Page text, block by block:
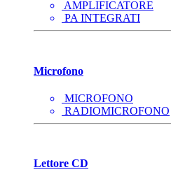
AMPLIFICATORE
PA INTEGRATI
Microfono
MICROFONO
RADIOMICROFONO
Lettore CD